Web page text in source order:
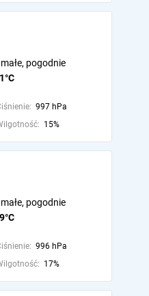
pogodnie
997 hPa
15%
pogodnie
996 hPa
17%